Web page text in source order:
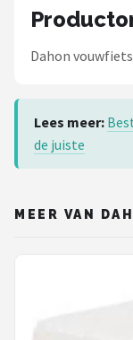
Schwalbe
Shimano
Cortina
Dahon
Lees meer:
de juiste
MEER VAN